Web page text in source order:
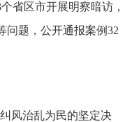
省区市开展明察暗访，
问题，公开通报案例32
风治乱为民的坚定决